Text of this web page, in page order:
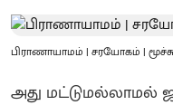
பிராணாயாமம் | சரயோகம் |
அது மட்டுமல்லாமல்